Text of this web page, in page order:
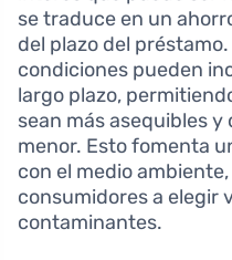
se traduce en un
del plazo del
condiciones pueden
largo plazo,
sean más asequibles
menor. Esto fomenta
con el medio
consumidores a elegir
contaminantes.